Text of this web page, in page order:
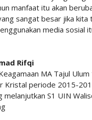
manfaat itu akan
sangat besar jika kita
media sosial
Rifqi
MA Tajul
Kristal periode 2015-
melanjutkan S1 UIN